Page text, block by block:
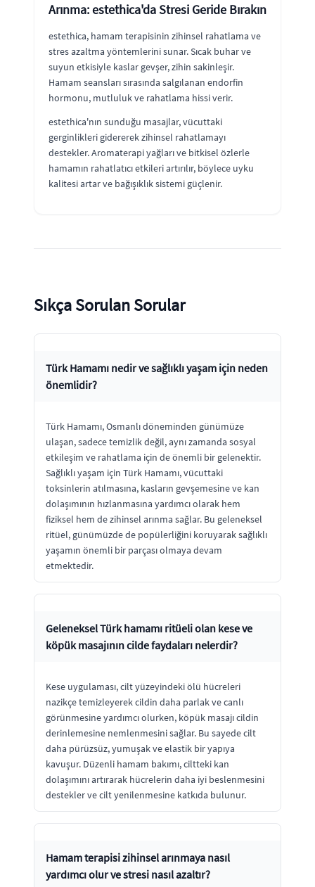
Arınma: estethica'da Stresi Geride Bırakın
estethica, hamam terapisinin zihinsel rahatlama ve
stres azaltma yöntemlerini sunar. Sıcak buhar ve
suyun etkisiyle kaslar gevşer, zihin sakinleşir.
Hamam seansları sırasında salgılanan endorfin
hormonu, mutluluk ve rahatlama hissi verir.
estethica'nın sunduğu masajlar, vücuttaki
gerginlikleri gidererek zihinsel rahatlamayı
destekler. Aromaterapi yağları ve bitkisel özlerle
hamamın rahatlatıcı etkileri artırılır, böylece uyku
kalitesi artar ve bağışıklık sistemi güçlenir.
Sıkça Sorulan Sorular
Türk Hamamı nedir ve sağlıklı yaşam için neden
önemlidir?
Türk Hamamı, Osmanlı döneminden günümüze
ulaşan, sadece temizlik değil, aynı zamanda sosyal
etkileşim ve rahatlama için de önemli bir gelenektir.
Sağlıklı yaşam için Türk Hamamı, vücuttaki
toksinlerin atılmasına, kasların gevşemesine ve kan
dolaşımının hızlanmasına yardımcı olarak hem
fiziksel hem de zihinsel arınma sağlar. Bu geleneksel
ritüel, günümüzde de popülerliğini koruyarak sağlıklı
yaşamın önemli bir parçası olmaya devam
etmektedir.
Geleneksel Türk hamamı ritüeli olan kese ve
köpük masajının cilde faydaları nelerdir?
Kese uygulaması, cilt yüzeyindeki ölü hücreleri
nazikçe temizleyerek cildin daha parlak ve canlı
görünmesine yardımcı olurken, köpük masajı cildin
derinlemesine nemlenmesini sağlar. Bu sayede cilt
daha pürüzsüz, yumuşak ve elastik bir yapıya
kavuşur. Düzenli hamam bakımı, ciltteki kan
dolaşımını artırarak hücrelerin daha iyi beslenmesini
destekler ve cilt yenilenmesine katkıda bulunur.
Hamam terapisi zihinsel arınmaya nasıl
yardımcı olur ve stresi nasıl azaltır?